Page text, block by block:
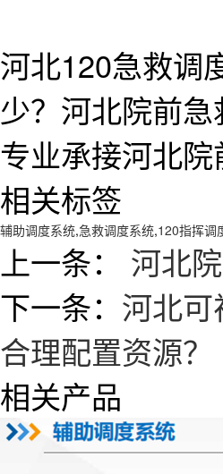
河北120急救调
少？河北院前
专业承接河北
相关标签
辅助调度系统,急救调度系统,120指挥调
上一条：
河北
下一条： 河北
合理配置资源？
相关产品